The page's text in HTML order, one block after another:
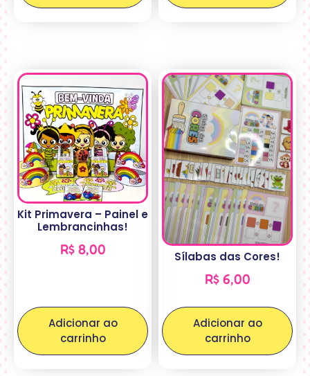
Kit Primavera – Painel e
Lembrancinhas!
R$8,00
Adicionar ao
carrinho
Sílabas das Cores!
R$6,00
Adicionar ao
carrinho